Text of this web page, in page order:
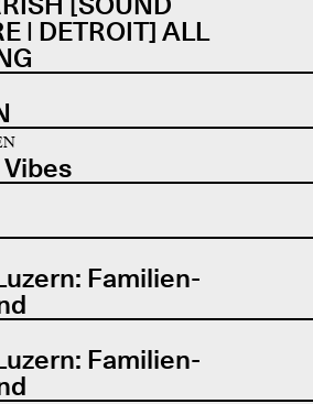
| DETROIT] ALL
Familien-
Familien-